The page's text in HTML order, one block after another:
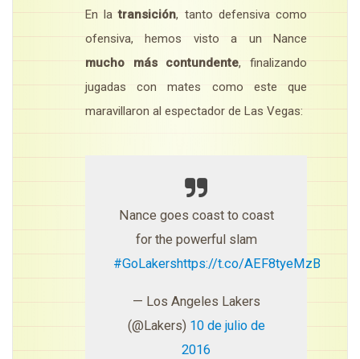
En latransición, tanto defensiva como
ofensiva, hemos visto a un Nance
mucho más contundente, finalizando
jugadas con mates como este que
maravillaron al espectador de Las Vegas:
Nance goes coast to coast
for the powerful slam
#GoLakershttps://t.co/AEF8tyeMzB
— Los Angeles Lakers
(@Lakers) 10 de julio de
2016